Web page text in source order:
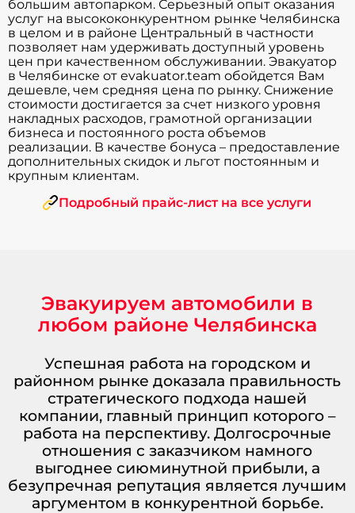
большим автопарком. Серьезный опыт оказания
услуг на высококонкурентном рынке Челябинска
в целом и в районе Центральный в частности
позволяет нам удерживать доступный уровень
цен при качественном обслуживании. Эвакуатор
в Челябинске от evakuator.team обойдется Вам
дешевле, чем средняя цена по рынку. Снижение
стоимости достигается за счет низкого уровня
накладных расходов, грамотной организации
бизнеса и постоянного роста объемов
реализации. В качестве бонуса – предоставление
дополнительных скидок и льгот постоянным и
крупным клиентам.
Подробный прайс-лист на все услуги
Эвакуируем автомобили в
любом районе Челябинска
Успешная работа на городском и
районном рынке доказала правильность
стратегического подхода нашей
компании, главный принцип которого –
работа на перспективу. Долгосрочные
отношения с заказчиком намного
выгоднее сиюминутной прибыли, а
безупречная репутация является лучшим
аргументом в конкурентной борьбе.